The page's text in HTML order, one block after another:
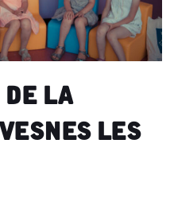
de la
Les